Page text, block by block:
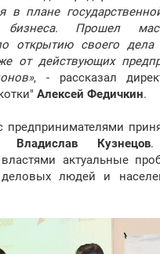
в плане
бизнеса. Прошел
открытию своего дела
от действующих
, - рассказал
Алексей Федичкин.
предпринимателями
Владислав Кузнецов.
актуальные
людей и